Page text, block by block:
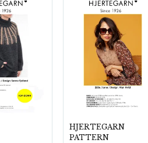
HJERTEGARN
PATTERN